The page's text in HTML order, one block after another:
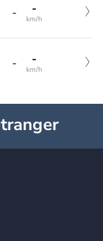
- -
km/h
- -
km/h